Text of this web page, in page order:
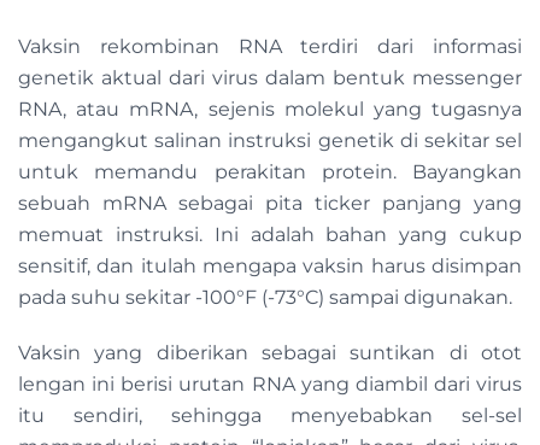
Vaksin rekombinan RNA terdiri dari informasi
genetik aktual dari virus dalam bentuk messenger
RNA, atau mRNA, sejenis molekul yang tugasnya
mengangkut salinan instruksi genetik di sekitar sel
untuk memandu perakitan protein. Bayangkan
sebuah mRNA sebagai pita ticker panjang yang
memuat instruksi. Ini adalah bahan yang cukup
sensitif, dan itulah mengapa vaksin harus disimpan
pada suhu sekitar -100°F (-73°C) sampai digunakan.
Vaksin yang diberikan sebagai suntikan di otot
lengan ini berisi urutan RNA yang diambil dari virus
itu sendiri, sehingga menyebabkan sel-sel